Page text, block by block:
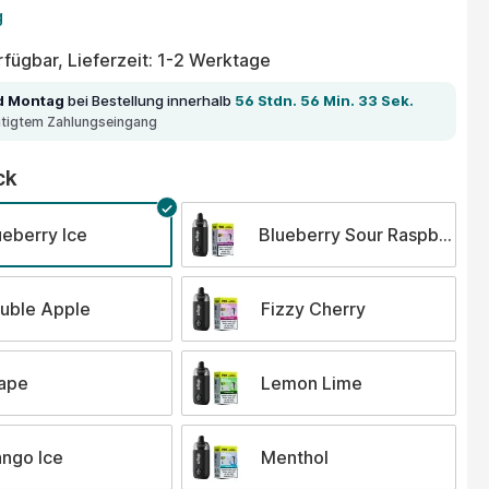
Bewertung von 5 von 5 Sternen
Lieferzeit: 1-2 Werktage
Montag bei Bestellung innerhalb 56 Stdn. 56 Min. 33 Sek.
Zahlungseingang
Ice Blueberry Sour Raspberry
Apple Fizzy Cherry
Lemon Lime
Ice Menthol